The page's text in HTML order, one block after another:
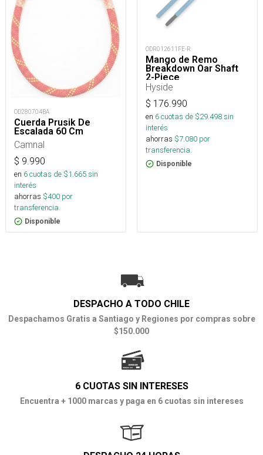
OD280704BA
Cuerda Prusik De
Escalada 60 Cm
Camnal
$ 9.990
en 6cuotas de $1.665sin
interés
ahorras $400 por
transferencia.
Disponible
ODR012611FE-R
Mango de Remo
Breakdown Oar Shaft
2-Piece
Hyside
$ 176.990
en 6cuotas de $29.498sin
interés
ahorras $7.080 por
transferencia.
Disponible
DESPACHO A TODO CHILE
Despachamos Gratis a Santiago y Regiones por compras sobre
$150.000
6 CUOTAS SIN INTERESES
Encuentra + 1000 marcas y paga en 6 cuotas sin intereses